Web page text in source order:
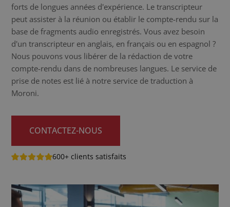
forts de longues années d'expérience. Le transcripteur
peut assister à la réunion ou établir le compte-rendu sur la
base de fragments audio enregistrés. Vous avez besoin
d'un transcripteur en anglais, en français ou en espagnol ?
Nous pouvons vous libérer de la rédaction de votre
compte-rendu dans de nombreuses langues. Le service de
prise de notes est lié à notre service de traduction à
Moroni.
CONTACTEZ-NOUS
600+ clients satisfaits